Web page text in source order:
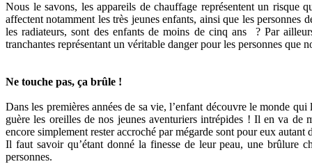
Nous le savons, les appareils de chauffage représentent un risque
affectent notamment les très jeunes enfants, ainsi que les
les radiateurs, sont des enfants de moins de cinq ans ? Par
tranchantes représentant un véritable danger pour les personnes que
Ne touche pas, ça brûle !
Dans les premières années de sa vie, l’enfant découvre le monde
guère les oreilles de nos jeunes aventuriers intrépides ! Il en va de
encore simplement rester accroché par mégarde sont pour eux autant
Il faut savoir qu’étant donné la finesse de leur peau, une brûlure
personnes.